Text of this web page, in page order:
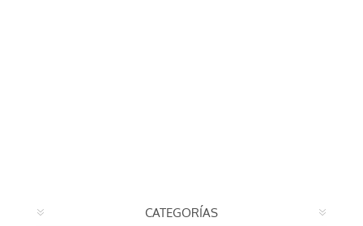
CATEGORÍAS